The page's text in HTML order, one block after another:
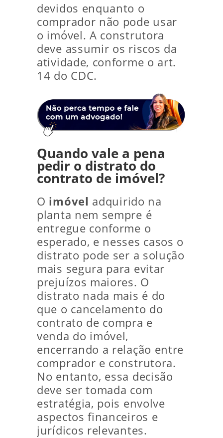
devidos enquanto o
comprador não pode usar
o imóvel. A construtora
deve assumir os riscos da
atividade, conforme o art.
14 do CDC.
Quando vale a pena
pedir o distrato do
contrato de imóvel?
O imóvel adquirido na
planta nem sempre é
entregue conforme o
esperado, e nesses casos o
distrato pode ser a solução
mais segura para evitar
prejuízos maiores. O
distrato nada mais é do
que o cancelamento do
contrato de compra e
venda do imóvel,
encerrando a relação entre
comprador e construtora.
No entanto, essa decisão
deve ser tomada com
estratégia, pois envolve
aspectos financeiros e
jurídicos relevantes.